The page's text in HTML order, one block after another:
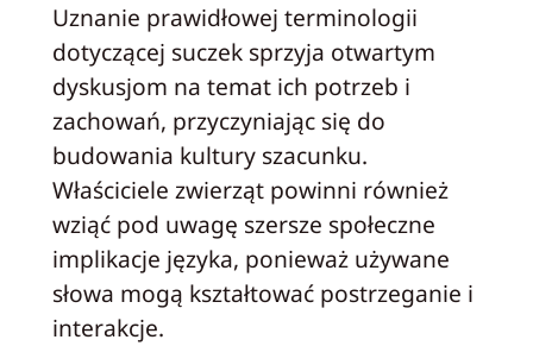
Uznanie prawidłowej terminologii
dotyczącej suczek sprzyja otwartym
dyskusjom na temat ich potrzeb i
zachowań, przyczyniając się do
budowania kultury szacunku.
Właściciele zwierząt powinni również
wziąć pod uwagę szersze społeczne
implikacje języka, ponieważ używane
słowa mogą kształtować postrzeganie i
interakcje.